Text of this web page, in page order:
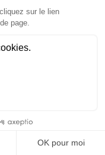
150 ch et la
de …